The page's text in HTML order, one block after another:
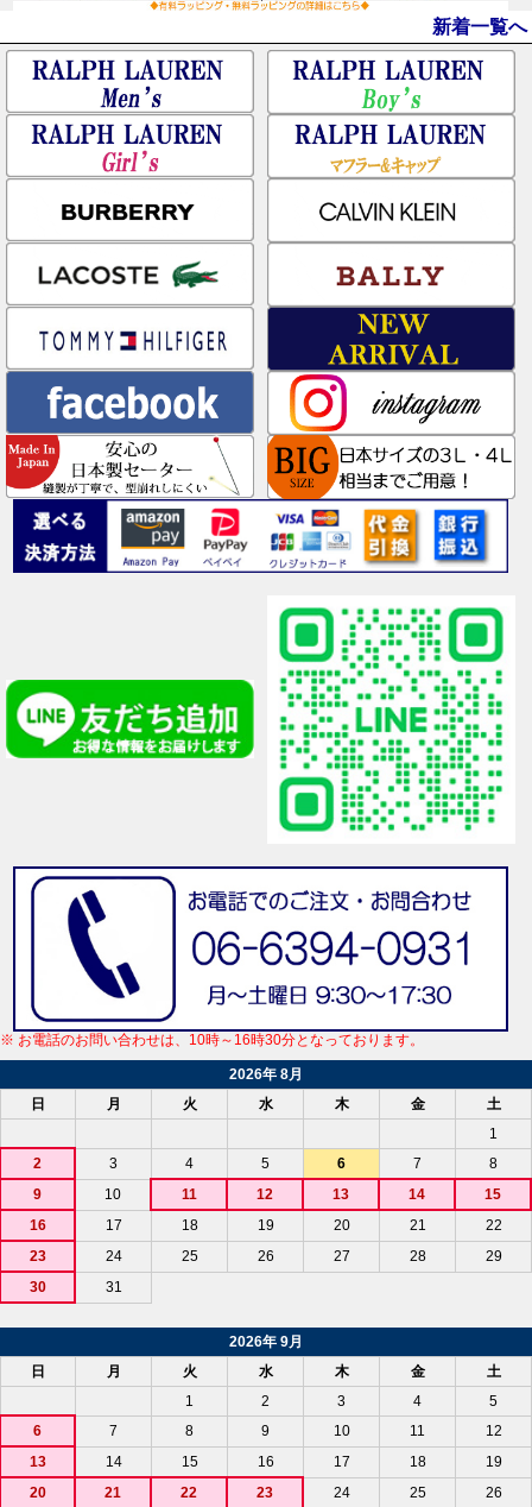
新着一覧へ
※ お電話のお問い合わせは、10時～16時30分となっております。
2026年 8月
日
月 火 水 木 金
土
1
2
3 4 5 6 7
8
9
10 11 12 13 14
15
16
17 18 19 20 21
22
23
24 25 26 27 28
29
30
31
2026年 9月
日
月 火 水 木 金
土
1
2 3 4
5
6
7 8 9 10 11
12
13
14 15 16 17 18
19
20
21 22 23 24 25 26